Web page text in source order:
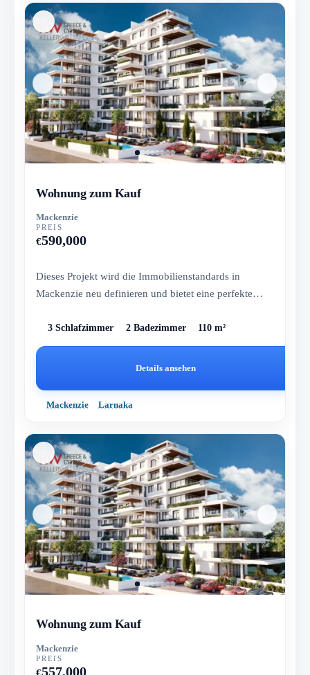
Wohnung zum Kauf
Mackenzie
PREIS
€590,000
Dieses Projekt wird die Immobilienstandards in
Mackenzie neu definieren und bietet eine perfekte
3 Schlafzimmer 2 Badezimmer 110 m²
Details ansehen
Mackenzie Larnaka
Wohnung zum Kauf
Mackenzie
PREIS
€557,000